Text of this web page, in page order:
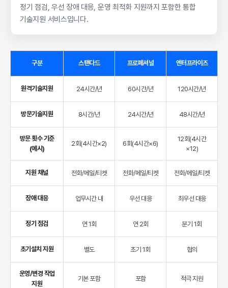
정기 점검, 우선 장애 대응, 운영 최적화 지원까지 포함한 통합
기술지원 서비스입니다.
구분 스탠다드 프로페셔널 엔터프라이즈
원격기술지원 24시간/년 60시간/년 120시간/년
방문기술지원 8시간/년 24시간/년 48시간/년
방문 횟수 기준
(예시)
2회(4시간×2) 6회(4시간×6)
12회(4시간
×12)
지원 채널 전화/메일/티켓 전화/메일/티켓 전화/메일/티켓
장애 대응 업무시간 내 우선 대응 최우선 대응
정기 점검 연 1회 연 2회 분기 1회
초기설치 지원 별도 초기 1회 협의
운영/변경 작업
지원
기본 포함 포함 적극 지원